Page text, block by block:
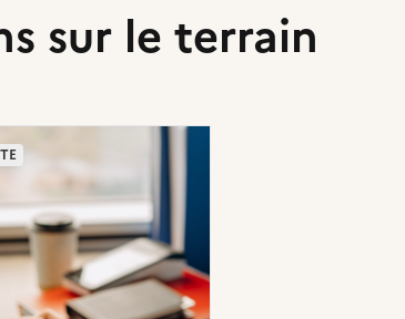
sur le terrain